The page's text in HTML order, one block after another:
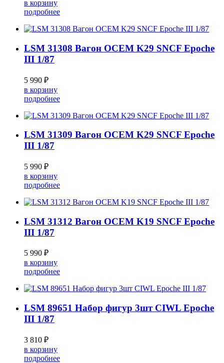
в корзину
подробнее
LSM 31308 Вагон OCEM K29 SNCF Epoche
III 1/87
5 990 ₽
в корзину
подробнее
LSM 31309 Вагон OCEM K29 SNCF Epoche
III 1/87
5 990 ₽
в корзину
подробнее
LSM 31312 Вагон OCEM K19 SNCF Epoche
III 1/87
5 990 ₽
в корзину
подробнее
LSM 89651 Набор фигур 3шт CIWL Epoche
III 1/87
3 810 ₽
в корзину
подробнее